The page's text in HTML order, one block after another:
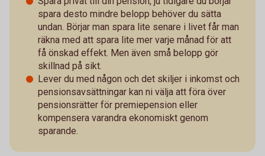
spara desto mindre belopp behöver du sätta
undan. Börjar man spara lite senare i livet får man
räkna med att spara lite mer varje månad för att
få önskad effekt. Men även små belopp gör
skillnad på sikt.
Lever du med någon och det skiljer i inkomst och
pensionsavsättningar kan ni välja att föra över
pensionsrätter för premiepension eller
kompensera varandra ekonomiskt genom
sparande.